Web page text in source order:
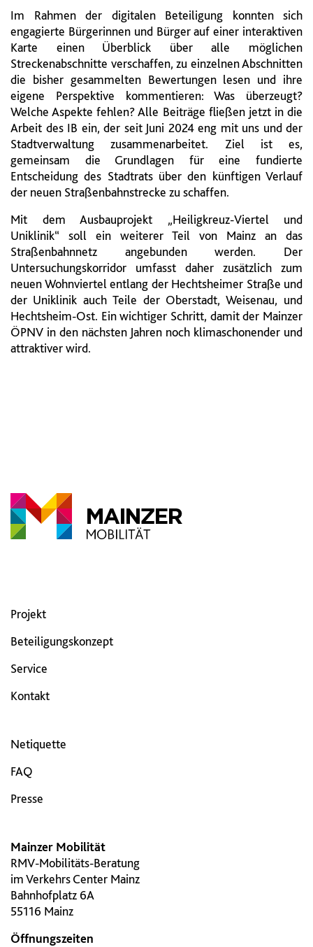
Im Rahmen der digitalen Beteiligung konnten sich
engagierte Bürgerinnen und Bürger auf einer interaktiven
Karte einen Überblick über alle möglichen
Streckenabschnitte verschaffen, zu einzelnen Abschnitten
die bisher gesammelten Bewertungen lesen und ihre
eigene Perspektive kommentieren: Was überzeugt?
Welche Aspekte fehlen? Alle Beiträge fließen jetzt in die
Arbeit des IB ein, der seit Juni 2024 eng mit uns und der
Stadtverwaltung zusammenarbeitet. Ziel ist es,
gemeinsam die Grundlagen für eine fundierte
Entscheidung des Stadtrats über den künftigen Verlauf
der neuen Straßenbahnstrecke zu schaffen.
Mit dem Ausbauprojekt „Heiligkreuz-Viertel und
Uniklinik“ soll ein weiterer Teil von Mainz an das
Straßenbahnnetz angebunden werden. Der
Untersuchungskorridor umfasst daher zusätzlich zum
neuen Wohnviertel entlang der Hechtsheimer Straße und
der Uniklinik auch Teile der Oberstadt, Weisenau, und
Hechtsheim-Ost. Ein wichtiger Schritt, damit der Mainzer
ÖPNV in den nächsten Jahren noch klimaschonender und
attraktiver wird.
Projekt
Beteiligungskonzept
Service
Kontakt
Netiquette
FAQ
Presse
Mainzer Mobilität
RMV-Mobilitäts-Beratung
im Verkehrs Center Mainz
Bahnhofplatz 6A
55116 Mainz
Öffnungszeiten